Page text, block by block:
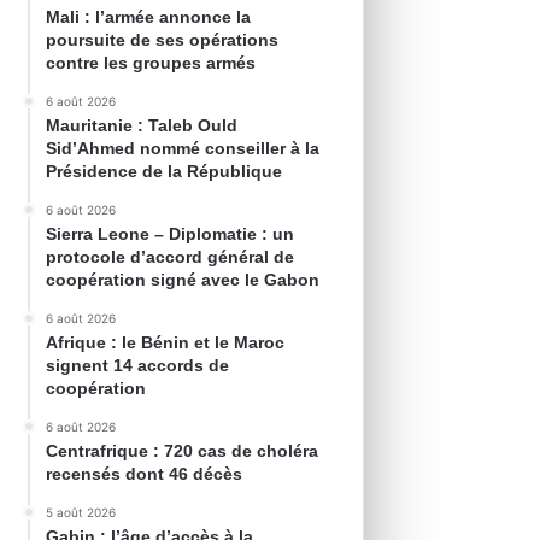
Mali : l’armée annonce la
poursuite de ses opérations
contre les groupes armés
6 août 2026
Mauritanie : Taleb Ould
Sid’Ahmed nommé conseiller à la
Présidence de la République
6 août 2026
Sierra Leone – Diplomatie : un
protocole d’accord général de
coopération signé avec le Gabon
6 août 2026
Afrique : le Bénin et le Maroc
signent 14 accords de
coopération
6 août 2026
Centrafrique : 720 cas de choléra
recensés dont 46 décès
5 août 2026